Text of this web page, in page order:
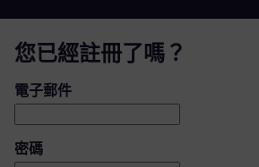
您已經註冊了嗎？
登入：使用者和密碼
電子郵件
密碼